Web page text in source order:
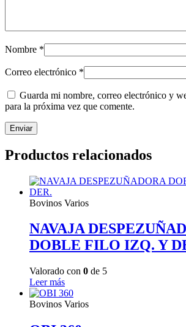
Nombre *
Correo electrónico *
Guarda mi nombre, correo electrónico y
para la próxima vez que comente.
Productos relacionados
Bovinos Varios
NAVAJA
DOBLE FILO IZQ. Y
Valorado con 0 de 5
Leer más
Bovinos Varios